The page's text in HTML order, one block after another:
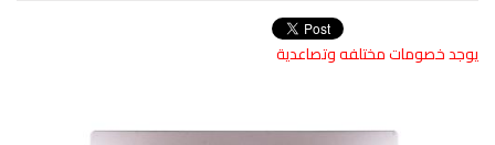
يوجد خصومات مختلفه وتصاعدية